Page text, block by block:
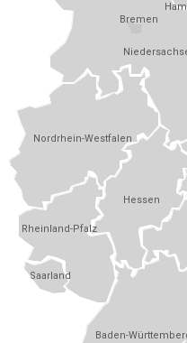
Bremen
Saarland
Hessen
Nordrhein-Westfalen
Rheinland-Pfalz
Baden-